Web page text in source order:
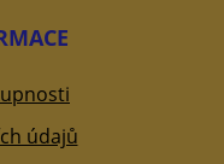
údajů